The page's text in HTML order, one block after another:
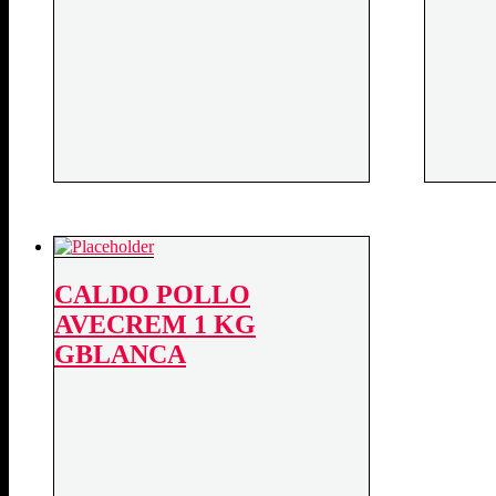
CALDO POLLO
AVECREM 1 KG
GBLANCA